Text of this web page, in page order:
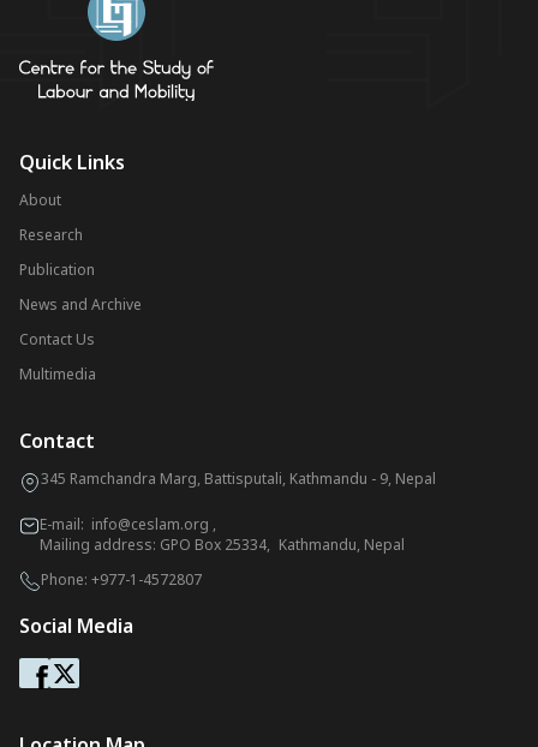
Quick Links
About
Research
Publication
News and Archive
Contact Us
Multimedia
Contact
345 Ramchandra Marg, Battisputali, Kathmandu - 9, Nepal
E-mail: info@ceslam.org ,
Mailing address: GPO Box 25334, Kathmandu, Nepal
Phone: +977-1-4572807
Social Media